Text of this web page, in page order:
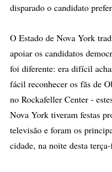
disparado o candidato
O Estado de Nova York
apoiar os candidatos
foi diferente: era difícil
fácil reconhecer os fãs de
no Rockafeller Center -
Nova York tiveram festas
televisão e foram os
cidade, na noite desta